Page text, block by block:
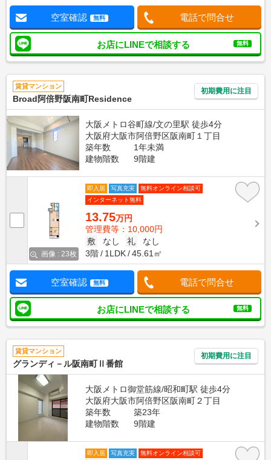
空室確認 無料 電話で問合せ
お店にLINEで相談する 無料
賃貸マンション
Broad阿倍野阪南町Residence
初期費用に注目
大阪メトロ谷町線/文の里駅 徒歩4分
大阪府大阪市阿倍野区阪南町１丁目
築年数
1年未満
建物階数
9階建
画像 : 23枚
即入居 写真充実
無料オンライン相談可
インターネット無料
13.75万円
管理費等：10,000円
敷
なし 礼
なし
3階
1LDK 45.61㎡
空室確認 無料 電話で問合せ
お店にLINEで相談する 無料
賃貸マンション
グランディ－ル阪南町Ⅱ番館
初期費用に注目
大阪メトロ御堂筋線/昭和町駅 徒歩4分
大阪府大阪市阿倍野区阪南町２丁目
築年数
築23年
建物階数
9階建
即入居 写真充実
無料オンライン相談可